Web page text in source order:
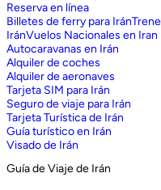
Reserva en línea
Billetes de ferry para Irán
IránVuelos Nacionales en Iran
Autocaravanas en Irán
Alquiler de coches
Alquiler de aeronaves
Tarjeta SIM para Irán
Seguro de viaje para Irán
Tarjeta Turística de Irán
Guía turístico en Irán
Visado de Irán
Guía de Viaje de Irán